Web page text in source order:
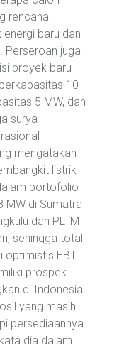
rencana
baru dan
Perseroan juga
proyek baru
10
5 MW, dan
surya
mengatakan
listrik
portofolio
MW di Sumatra
dan PLTM
sehingga total
optimistis EBT
prospek
di Indonesia
yang masih
persediaannya
dia dalam